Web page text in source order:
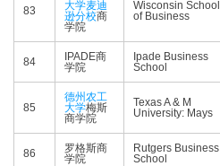
83
大学麦迪
逊分校商
学院
Wisconsin School
of Business
84
IPADE商
学院
Ipade Business
School
85
德州农工
大学梅斯
商学院
Texas A & M
University: Mays
86
罗格斯商
学院
Rutgers Business
School